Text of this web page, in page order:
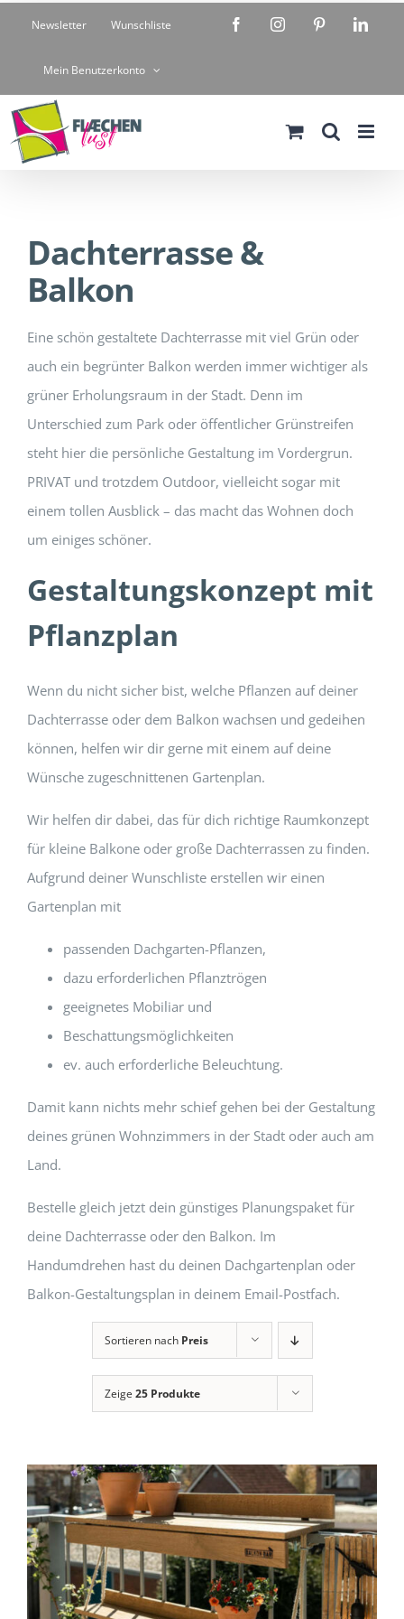
springen
Newsletter Wunschliste
Mein Benutzerkonto
FacebookInstagramPinterest
Dachterrasse &
Balkon
Eine schön gestaltete Dachterrasse mit viel Grün oder
auch ein begrünter Balkon werden immer wichtiger als
grüner Erholungsraum in der Stadt. Denn im
Unterschied zum Park oder öffentlicher Grünstreifen
steht hier die persönliche Gestaltung im Vordergrun.
PRIVAT und trotzdem Outdoor, vielleicht sogar mit
einem tollen Ausblick – das macht das Wohnen doch
um einiges schöner.
Gestaltungskonzept mit
Pflanzplan
Wenn du nicht sicher bist, welche Pflanzen auf deiner
Dachterrasse oder dem Balkon wachsen und gedeihen
können, helfen wir dir gerne mit einem auf deine
Wünsche zugeschnittenen Gartenplan.
Wir helfen dir dabei, das für dich richtige Raumkonzept
für kleine Balkone oder große Dachterrassen zu finden.
Aufgrund deiner Wunschliste erstellen wir einen
Gartenplan mit
passenden Dachgarten-Pflanzen,
dazu erforderlichen Pflanztrögen
geeignetes Mobiliar und
Beschattungsmöglichkeiten
ev. auch erforderliche Beleuchtung.
Damit kann nichts mehr schief gehen bei der Gestaltung
deines grünen Wohnzimmers in der Stadt oder auch am
Land.
Bestelle gleich jetzt dein günstiges Planungspaket für
deine Dachterrasse oder den Balkon. Im
Handumdrehen hast du deinen Dachgartenplan oder
Balkon-Gestaltungsplan in deinem Email-Postfach.
Sortieren nach Preis
Zeige 25 Produkte